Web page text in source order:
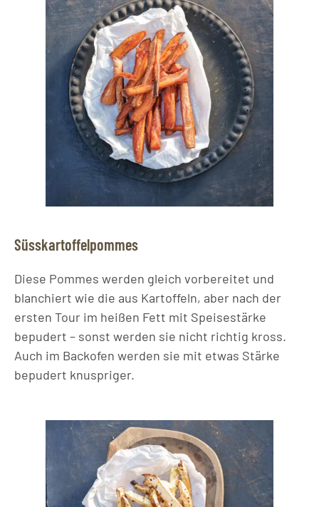
Süsskartoffelpommes
Diese Pommes werden gleich vorbereitet und
blanchiert wie die aus Kartoffeln, aber nach der
ersten Tour im heißen Fett mit Speisestärke
bepudert – sonst werden sie nicht richtig kross.
Auch im Backofen werden sie mit etwas Stärke
bepudert knuspriger.